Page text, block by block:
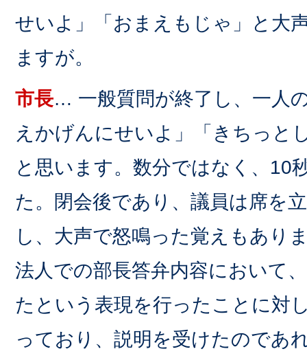
せいよ」「おまえもじゃ」と大
ますが。
市長… 一般質問が終了し、一人
えかげんにせいよ」「きちっと
と思います。数分ではなく、10
た。閉会後であり、議員は席を
し、大声で怒鳴った覚えもあり
法人での部長答弁内容において
たという表現を行ったことに対
っており、説明を受けたのであ